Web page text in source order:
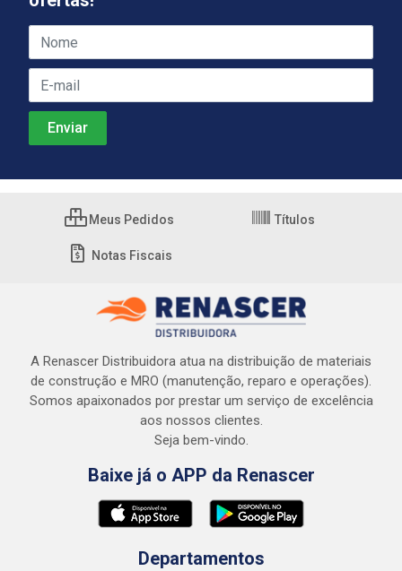
Meus Pedidos Títulos
Notas Fiscais
A Renascer Distribuidora atua na distribuição de materiais
de construção e MRO (manutenção, reparo e operações).
Somos apaixonados por prestar um serviço de excelência
aos nossos clientes.
Seja bem-vindo.
Baixe já o APP da Renascer
Departamentos